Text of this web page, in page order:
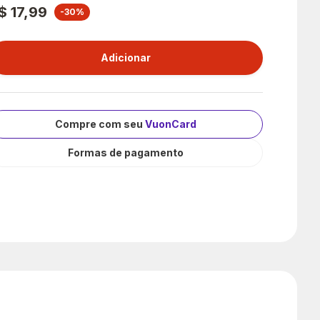
17,99 -30%
Compre com seu VuonCard
Formas de pagamento